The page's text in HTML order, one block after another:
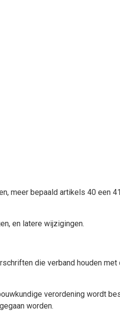
meer bepaald artikels 40 een
en latere wijzigingen.
die verband houden
verordening wordt
worden.